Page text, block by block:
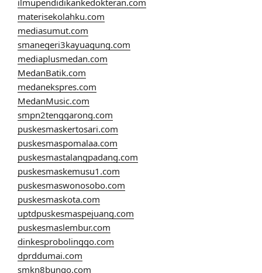
materisekolahku.com
mediasumut.com
smanegeri3kayuagung.com
mediaplusmedan.com
MedanBatik.com
medanekspres.com
MedanMusic.com
smpn2tenggarong.com
puskesmaskertosari.com
puskesmaspomalaa.com
puskesmastalangpadang.com
puskesmaskemusu1.com
puskesmaswonosobo.com
puskesmaskota.com
uptdpuskesmaspejuang.com
puskesmaslembur.com
dinkesprobolinggo.com
dprddumai.com
smkn8bungo.com